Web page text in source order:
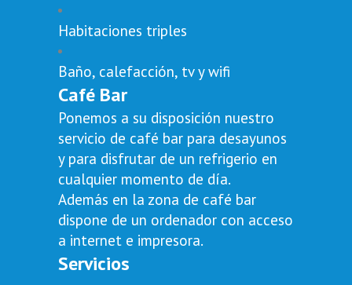
Habitaciones triples
Baño, calefacción, tv y wifi
Café Bar
Ponemos a su disposición nuestro
servicio de café bar para desayunos
y para disfrutar de un refrigerio en
cualquier momento de día.
Además en la zona de café bar
dispone de un ordenador con acceso
a internet e impresora.
Servicios